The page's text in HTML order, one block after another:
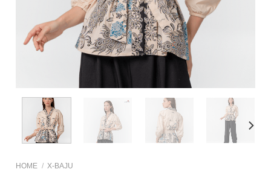
HOME / X-BAJU